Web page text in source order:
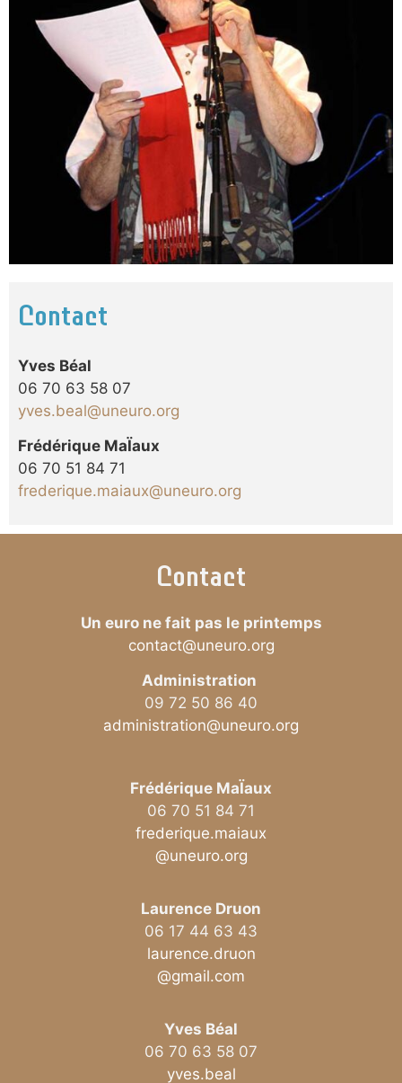
Contact
Yves Béal
06 70 63 58 07
yves.beal@uneuro.org
Frédérique MaÏaux
06 70 51 84 71
frederique.maiaux@uneuro.org
Contact
Un euro ne fait pas le printemps
contact@uneuro.org
Administration
09 72 50 86 40
administration@uneuro.org
Frédérique MaÏaux
06 70 51 84 71
frederique.maiaux
@uneuro.org
Laurence Druon
06 17 44 63 43
laurence.druon
@gmail.com
Yves Béal
06 70 63 58 07
yves.beal